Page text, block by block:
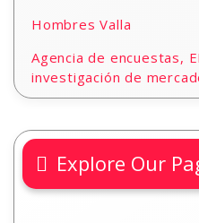
Hombres Valla
Agencia de encuestas,
investigación de
Explore Our